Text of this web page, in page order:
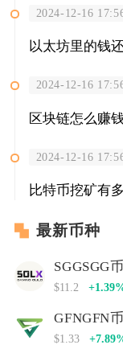
2024-12-16
以太坊里的钱
2024-12-16
区块链怎么赚
2024-12-16
比特币挖矿有
最新币种
SGGSGG币
$11.2
GFNGFN币
$1.33